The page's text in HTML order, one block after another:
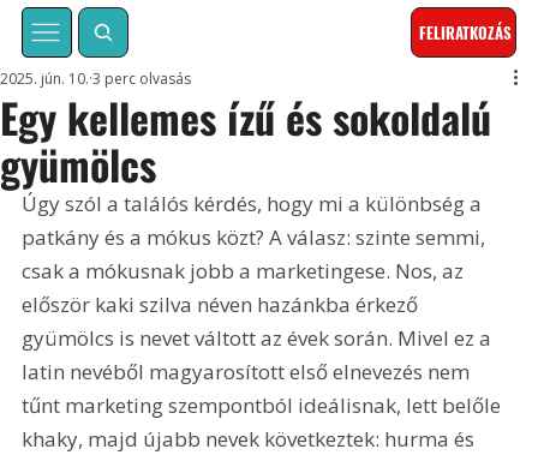
FELIRATKOZÁS
Egy kellemes ízű és sokoldalú
gyümölcs
2025. jún. 10. 3 perc olvasás
Úgy szól a találós kérdés, hogy mi a különbség a
patkány és a mókus közt? A válasz: szinte semmi,
csak a mókusnak jobb a marketingese. Nos, az
először kaki szilva néven hazánkba érkező
gyümölcs is nevet váltott az évek során. Mivel ez a
latin nevéből magyarosított első elnevezés nem
tűnt marketing szempontból ideálisnak, lett belőle
khaky, majd újabb nevek következtek: hurma és